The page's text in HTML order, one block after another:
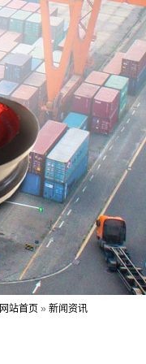
网站首页 » 新闻资讯